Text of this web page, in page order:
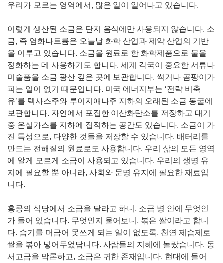
우리가 모르는 영역에서, 많은 일이 일어나고 있습니다.
이렇게 생산된 소금은 단지 음식에만 사용되지 않습니다. 소
금, 즉 염화나트륨은 오늘날 화학 산업과 제약 산업의 기반
을 이루고 있습니다. 소금을 원료로 한 화학제품으로 물을
정화하는 데 사용하기도 합니다. 세계 각국이 중요한 서류나
미술품을 소금 광산 깊은 곳에 보관합니다. 썩거나 곰팡이가
피는 일이 없기 때문입니다. 미국 에너지부는 ‘전략 비축
유’를 텍사스주와 루이지애나주 지하의 오래된 소금 동굴에
보관합니다. 자연에서 포집한 이산화탄소를 저장하고 대기
중 온실가스를 지하에 집적하는 공간도 있습니다. 소금이 가
진 특성으로, 다양한 것들을 저장할 수 있습니다. 배터리를
만드는 전해질의 원료로도 사용합니다. 우리 삶의 모든 영역
에 알게 모르게 소금이 사용되고 있습니다. 우리의 생명 유
지에 필요할 뿐 아니라, 사회와 문명 유지에 필요한 재료입
니다.
홍콩의 식당에서 소금을 달라고 하니, 소금 병 안에 무엇인
가 들어 있습니다. 무엇인지 물어보니, 볶은 쌀이라고 합니
다. 습기를 머금어 못쓰게 되는 일이 없도록, 천연 제습제로
쌀을 볶아 넣어두었답니다. 사람들의 지혜에 놀랐습니다. 동
서고금을 막론하고, 소금은 귀한 존재입니다. 현대에 들어